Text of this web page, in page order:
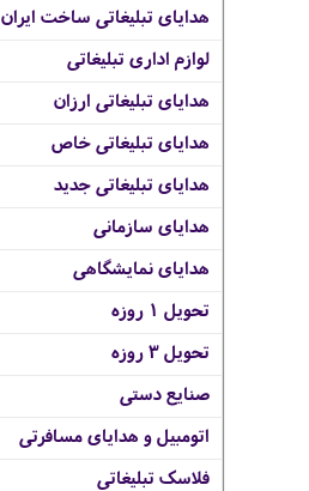
هدایای تبلیغاتی ساخت ایران
لوازم اداری تبلیغاتی
هدایای تبلیغاتی ارزان
هدایای تبلیغاتی خاص
هدایای تبلیغاتی جدید
هدایای سازمانی
هدایای نمایشگاهی
تحویل 1 روزه
تحویل 3 روزه
صنایع دستی
اتومبیل و هدایای مسافرتی
فلاسک تبلیغاتی